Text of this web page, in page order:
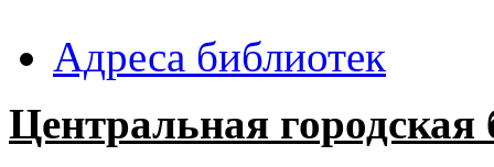
Адреса библиотек
Центральная